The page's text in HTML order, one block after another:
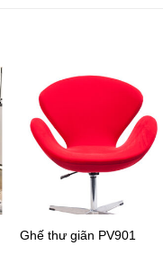
Ghế thư giãn PV901